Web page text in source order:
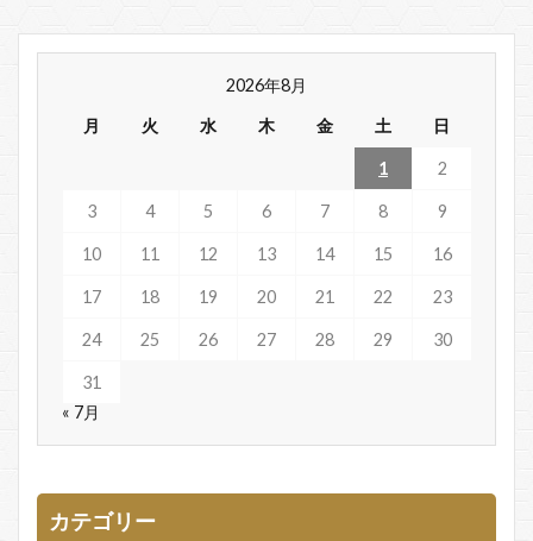
2026年8月
月
火 水 木 金 土 日
1 2
3 4 5 6 7 8 9
10 11 12 13 14 15 16
17 18 19 20 21 22 23
24 25 26 27 28 29 30
31
« 7月
カテゴリー